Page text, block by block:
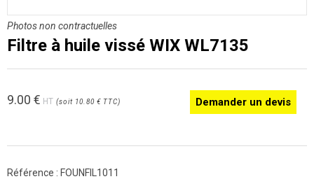
Photos non contractuelles
Filtre à huile vissé WIX WL7135
Demander un devis
9.00 € HT (soit 10.80 € TTC)
Référence : FOUNFIL1011